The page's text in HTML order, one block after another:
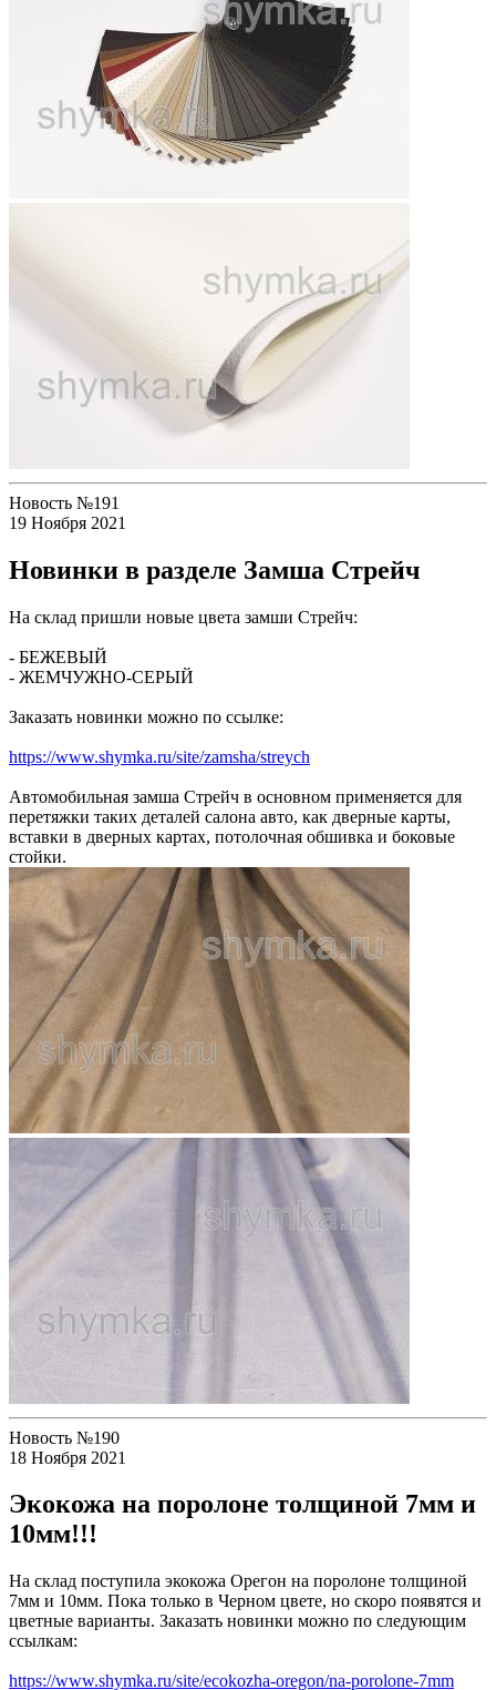
Новость №191
19 Ноября 2021
Новинки в разделе Замша Стрейч
На склад пришли новые цвета замши Стрейч:
- БЕЖЕВЫЙ
- ЖЕМЧУЖНО-СЕРЫЙ
Заказать новинки можно по ссылке:
https://www.shymka.ru/site/zamsha/streych
Автомобильная замша Стрейч в основном применяется для
перетяжки таких деталей салона авто, как дверные карты,
вставки в дверных картах, потолочная обшивка и боковые
стойки.
Новость №190
18 Ноября 2021
Экокожа на поролоне толщиной 7мм и
10мм!!!
На склад поступила экокожа Орегон на поролоне толщиной
7мм и 10мм. Пока только в Черном цвете, но скоро появятся и
цветные варианты. Заказать новинки можно по следующим
ссылкам:
https://www.shymka.ru/site/ecokozha-oregon/na-porolone-7mm